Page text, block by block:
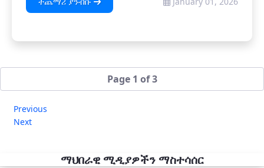
Page 1 of 3
Previous
Next
ማህበራዊ ሚዲያዎችን ማስተሳሰር